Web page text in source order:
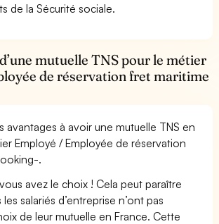
de la Sécurité sociale.
mutuelle TNS pour le métier
de réservation fret maritime
avantages à avoir une mutuelle TNS en
Employé / Employée de réservation
.
avez le choix ! Cela peut paraître
salariés d’entreprise n’ont pas
de leur mutuelle en France. Cette